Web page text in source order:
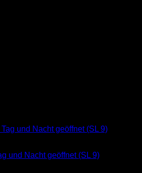
und Nacht geöffnet (SL 9)